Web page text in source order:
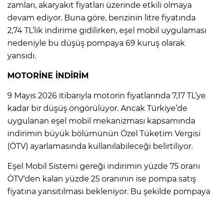
zamları, akaryakıt fiyatları üzerinde etkili olmaya
devam ediyor. Buna göre, benzinin litre fiyatında
2,74 TL’lik indirime gidilirken, eşel mobil uygulaması
nedeniyle bu düşüş pompaya 69 kuruş olarak
yansıdı.
MOTORİNE İNDİRİM
9 Mayıs 2026 itibarıyla motorin fiyatlarında 7,17 TL’ye
kadar bir düşüş öngörülüyor. Ancak Türkiye’de
uygulanan eşel mobil mekanizması kapsamında
indirimin büyük bölümünün Özel Tüketim Vergisi
(ÖTV) ayarlamasında kullanılabileceği belirtiliyor.
Eşel Mobil Sistemi gereği indirimin yüzde 75 oranı
ÖTV'den kalan yüzde 25 oranının ise pompa satış
fiyatına yansıtılması bekleniyor. Bu şekilde pompaya